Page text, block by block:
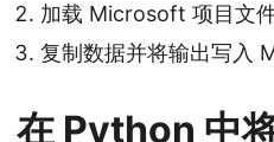
加载 Microsoft 项目文件
复制数据并将输出写入
在 Python 中